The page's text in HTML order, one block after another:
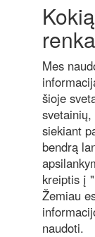
Mes
šioje
siekiant
bendrą
kreiptis į
Žemiau
naudoti.